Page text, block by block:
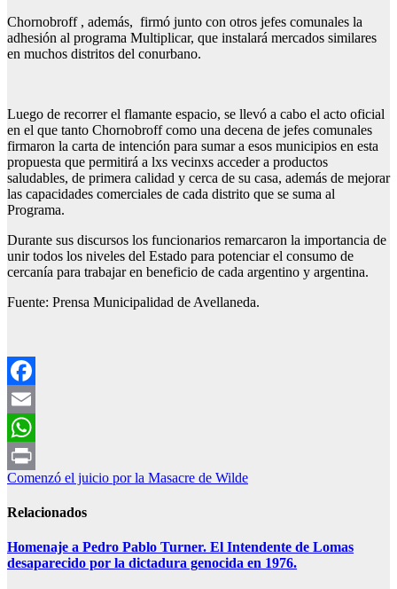
Chornobroff , además, firmó junto con otros jefes comunales la
adhesión al programa Multiplicar, que instalará mercados similares
en muchos distritos del conurbano.
Luego de recorrer el flamante espacio, se llevó a cabo el acto oficial
en el que tanto Chornobroff como una decena de jefes comunales
firmaron la carta de intención para sumar a esos municipios en esta
propuesta que permitirá a lxs vecinxs acceder a productos
saludables, de primera calidad y cerca de su casa, además de mejorar
las capacidades comerciales de cada distrito que se suma al
Programa.
Durante sus discursos los funcionarios remarcaron la importancia de
unir todos los niveles del Estado para potenciar el consumo de
cercanía para trabajar en beneficio de cada argentino y argentina.
Fuente: Prensa Municipalidad de Avellaneda.
Facebook
Email
WhatsApp
Print
Navegación
de
Comenzó el juicio por la Masacre de Wilde
Relacionados
Homenaje a Pedro Pablo Turner. El Intendente de Lomas
desaparecido por la dictadura genocida en 1976.